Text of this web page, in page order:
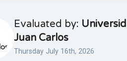
Evaluated by:
Juan Carlos
Thursday July 16th, 2026